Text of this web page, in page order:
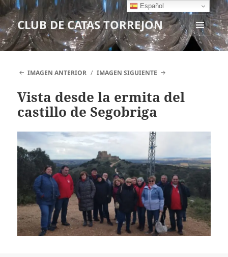
CLUB DE CATAS TORREJON
MENÚ
Y
IMAGEN ANTERIOR
IMAGEN SIGUIENTE
Vista desde la ermita del
castillo de Segobriga
Español